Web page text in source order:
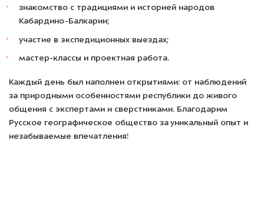
знакомство с традициями и историей народов
Кабардино-Балкарии;
участие в экспедиционных выездах;
мастер-классы и проектная работа.
Каждый день был наполнен открытиями: от наблюдений
за природными особенностями республики до живого
общения с экспертами и сверстниками. Благодарим
Русское географическое общество за уникальный опыт и
незабываемые впечатления!